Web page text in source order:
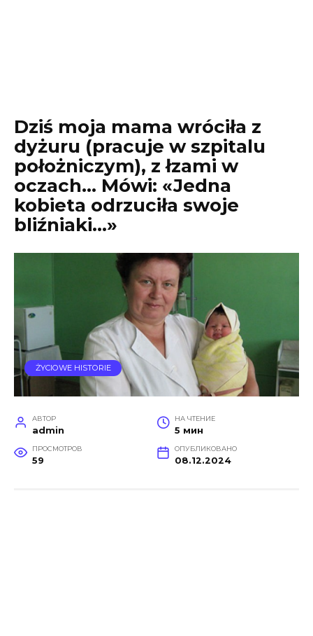
Dziś moja mama wróciła z
dyżuru (pracuje w szpitalu
położniczym), z łzami w
oczach… Mówi: «Jedna
kobieta odrzuciła swoje
bliźniaki…»
ŻYCIOWE HISTORIE
АВТОР
admin
НА ЧТЕНИЕ
5 мин
ПРОСМОТРОВ
59
ОПУБЛИКОВАНО
08.12.2024